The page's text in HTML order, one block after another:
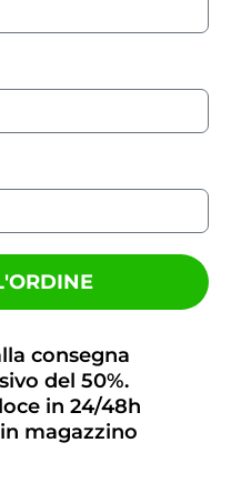
consegna
del 50%.
in 24/48h
magazzino